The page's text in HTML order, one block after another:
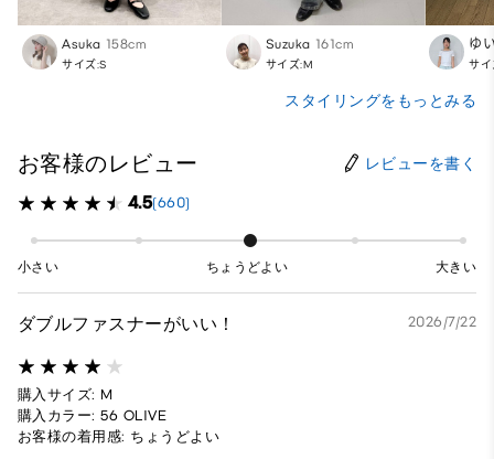
Asuka 158cm
サイズ:S
Suzuka 161cm
サイズ:M
ゆ
サイ
スタイリングをもっとみる
お客様のレビュー レビューを書く
4.5(660)
小さい ちょうどよい 大きい
ダブルファスナーがいい！ 2026/7/22
購入サイズ: M
購入カラー: 56 OLIVE
お客様の着用感: ちょうどよい